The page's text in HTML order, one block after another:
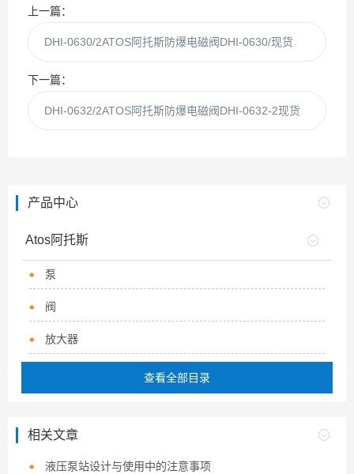
上一篇：
DHI-0630/2ATOS阿托斯防爆电磁阀DHI-0630/现货
下一篇：
DHI-0632/2ATOS阿托斯防爆电磁阀DHI-0632-2现货
产品中心
Atos阿托斯
泵
阀
放大器
查看全部目录
相关文章
液压泵站设计与使用中的注意事项